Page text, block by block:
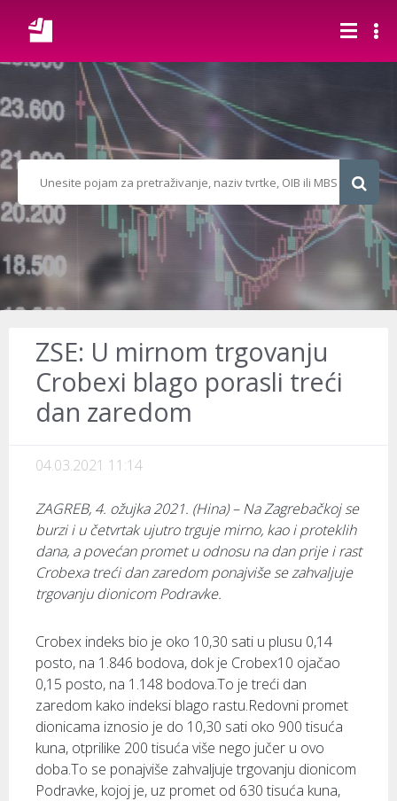
ZSE: U mirnom trgovanju
Crobexi blago porasli treći
dan zaredom
04.03.2021 11:14
ZAGREB, 4. ožujka 2021. (Hina) – Na Zagrebačkoj se
burzi i u četvrtak ujutro trguje mirno, kao i proteklih
dana, a povećan promet u odnosu na dan prije i rast
Crobexa treći dan zaredom ponajviše se zahvaljuje
trgovanju dionicom Podravke.
Crobex indeks bio je oko 10,30 sati u plusu 0,14
posto, na 1.846 bodova, dok je Crobex10 ojačao
0,15 posto, na 1.148 bodova.To je treći dan
zaredom kako indeksi blago rastu.Redovni promet
dionicama iznosio je do 10,30 sati oko 900 tisuća
kuna, otprilike 200 tisuća više nego jučer u ovo
doba.To se ponajviše zahvaljuje trgovanju dionicom
Podravke, kojoj je, uz promet od 630 tisuća kuna,